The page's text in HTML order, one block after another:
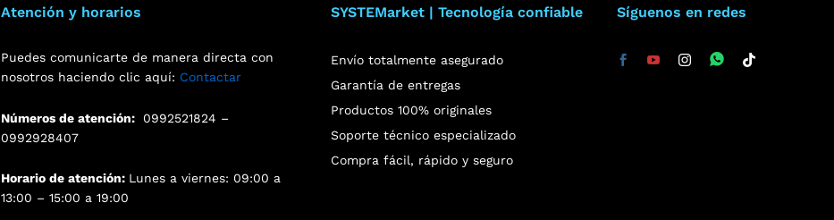
Atención y horarios
Puedes comunicarte de manera directa con
nosotros haciendo clic aquí: Contactar
Números de atención:
0992521824 –
0992928407
Horario de atención: Lunes a viernes: 09:00 a
13:00 – 15:00 a 19:00
SYSTEMarket | Tecnología confiable
Envío totalmente asegurado
Garantía de entregas
Productos 100% originales
Soporte técnico especializado
Compra fácil, rápido y seguro
Síguenos en redes